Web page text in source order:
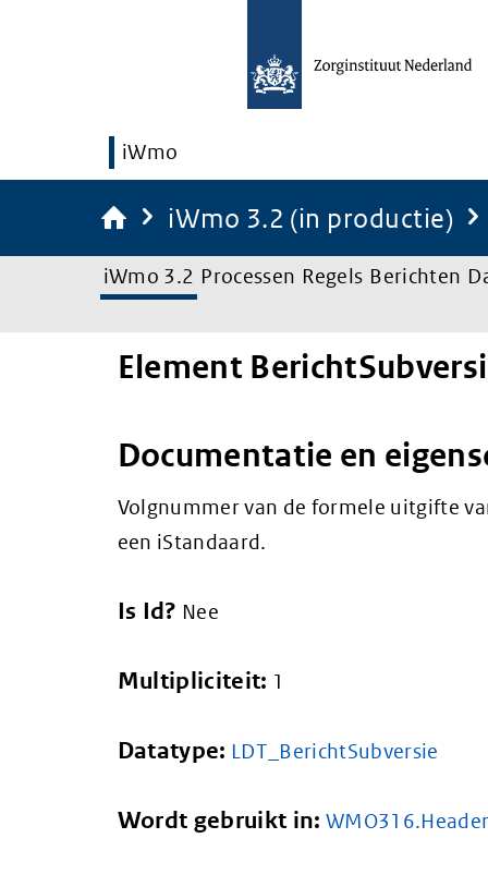
iWmo
iWmo 3.2 (in productie)
iWmo 3.2 Processen Regels Berichten
Element
Documentatie en
Volgnummer van de formele uitgifte
een iStandaard.
Is Id? Nee
Multipliciteit: 1
Datatype: LDT_BerichtSubversie
Wordt gebruikt in: